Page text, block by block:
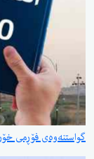
گواستنەوەی فۆڕمی